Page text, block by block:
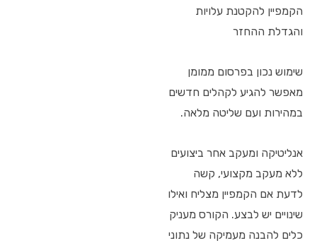
הקמפיין להקטנת עלויות
והגדלת ההחזר
שימוש נכון בפרסום ממומן
מאפשר להגיע לקהלים חדשים
במהירות ועם שליטה מלאה.
אנליטיקה ומעקב אחר ביצועים
ללא מעקב מקצועי, קשה
לדעת אם הקמפיין מצליח ואילו
שינויים יש לבצע. הקורס מעניק
כלים להבנה מעמיקה של נתוני